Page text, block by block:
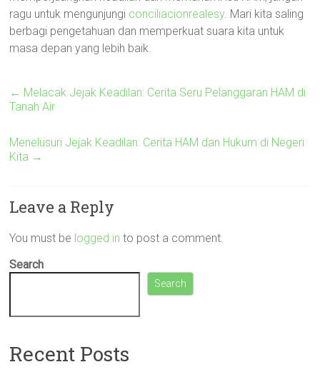
ragu untuk mengunjungi conciliacionrealesy. Mari kita saling
berbagi pengetahuan dan memperkuat suara kita untuk
masa depan yang lebih baik.
← Melacak Jejak Keadilan: Cerita Seru Pelanggaran HAM di
Tanah Air
Menelusuri Jejak Keadilan: Cerita HAM dan Hukum di Negeri
Kita →
Leave a Reply
You must be logged in to post a comment.
Search
Search
Recent Posts